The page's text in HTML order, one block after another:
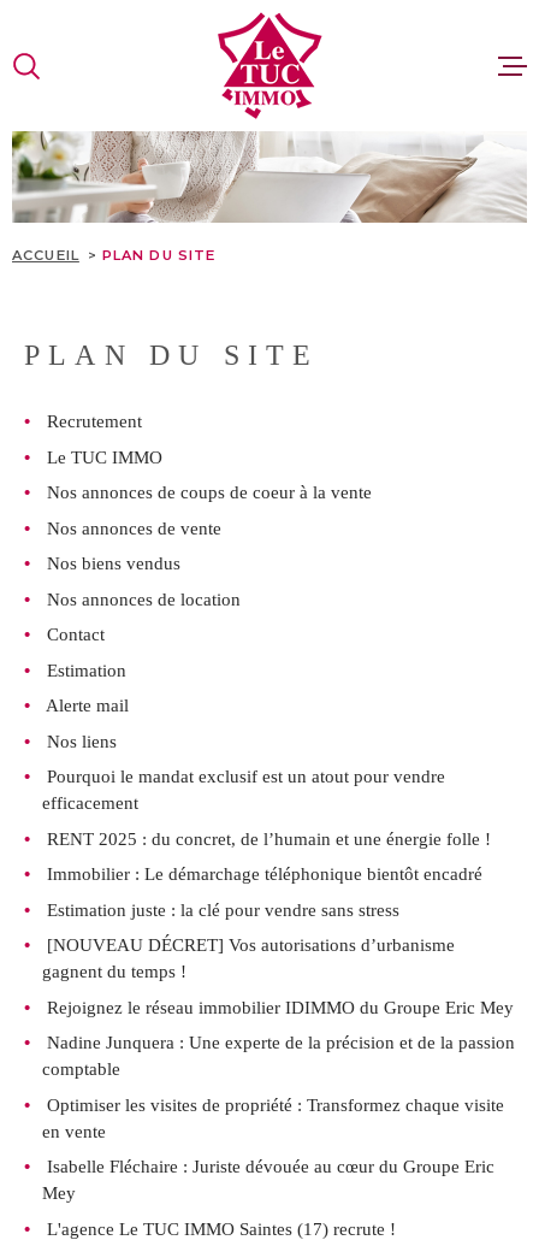
menu
contenu
VENTES
ACCUEIL PLAN DU SITE
PLAN DU SITE
Recrutement
Le TUC IMMO
Nos annonces de coups de coeur à la vente
Nos annonces de vente
Nos biens vendus
Nos annonces de location
Contact
Estimation
Alerte mail
Nos liens
Pourquoi le mandat exclusif est un atout pour vendre
efficacement
RENT 2025 : du concret, de l’humain et une énergie folle !
Immobilier : Le démarchage téléphonique bientôt encadré
Estimation juste : la clé pour vendre sans stress
[NOUVEAU DÉCRET] Vos autorisations d’urbanisme
gagnent du temps !
Rejoignez le réseau immobilier IDIMMO du Groupe Eric Mey
Nadine Junquera : Une experte de la précision et de la passion
comptable
Optimiser les visites de propriété : Transformez chaque visite
en vente
Isabelle Fléchaire : Juriste dévouée au cœur du Groupe Eric
Mey
L'agence Le TUC IMMO Saintes (17) recrute !
VOTRE
RECHERCHE
VENTE
PAYS